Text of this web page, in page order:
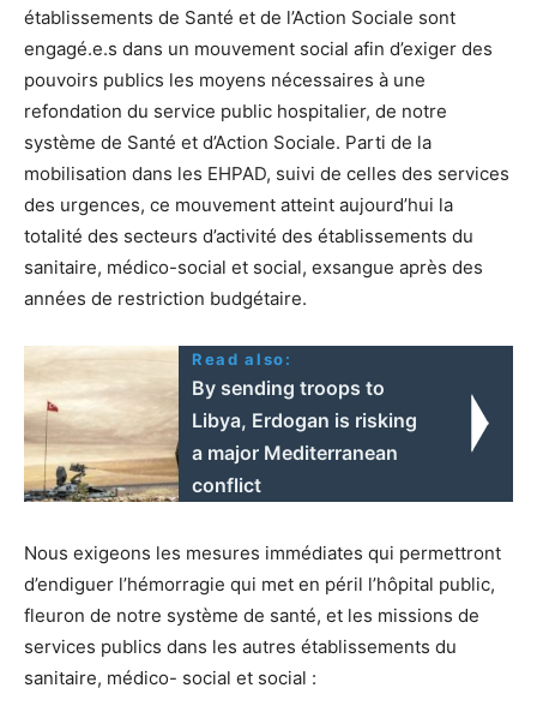
établissements de Santé et de l’Action Sociale sont
engagé.e.s dans un mouvement social afin d’exiger des
pouvoirs publics les moyens nécessaires à une
refondation du service public hospitalier, de notre
système de Santé et d’Action Sociale. Parti de la
mobilisation dans les EHPAD, suivi de celles des services
des urgences, ce mouvement atteint aujourd’hui la
totalité des secteurs d’activité des établissements du
sanitaire, médico-social et social, exsangue après des
années de restriction budgétaire.
Read also:
By sending troops to
Libya, Erdogan is risking
a major Mediterranean
conflict
Nous exigeons les mesures immédiates qui permettront
d’endiguer l’hémorragie qui met en péril l’hôpital public,
fleuron de notre système de santé, et les missions de
services publics dans les autres établissements du
sanitaire, médico- social et social :